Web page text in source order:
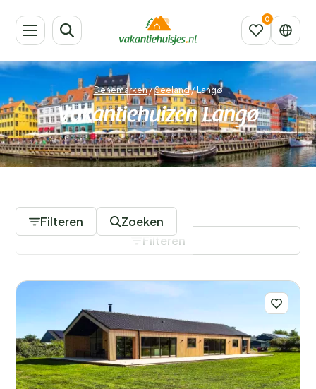
Denemarken/Seeland/Langø
Vakantiehuizen Langø
Filteren Zoeken
Filters opslaan
Filteren